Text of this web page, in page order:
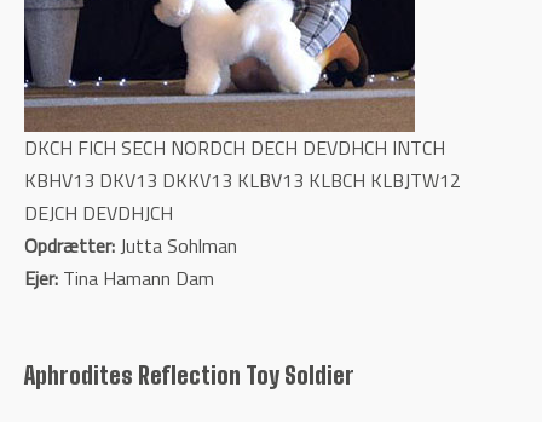
DKCH FICH SECH NORDCH DECH DEVDHCH INTCH
KBHV13 DKV13 DKKV13 KLBV13 KLBCH KLBJTW12
DEJCH DEVDHJCH
Opdrætter: Jutta Sohlman
Ejer: Tina Hamann Dam
Aphrodites Reflection Toy Soldier